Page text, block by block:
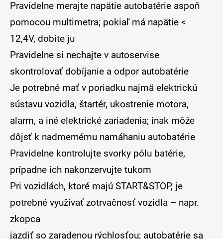
Pravidelne merajte napätie autobatérie aspoň
pomocou multimetra; pokiaľ má napätie <
12,4V, dobite ju
Pravidelne si nechajte v autoservise
skontrolovať dobíjanie a odpor autobatérie
Je potrebné mať v poriadku najmä elektrickú
sústavu vozidla, štartér, ukostrenie motora,
alarm, a iné elektrické zariadenia; inak môže
dôjsť k nadmernému namáhaniu autobatérie
Pravidelne kontrolujte svorky pólu batérie,
prípadne ich nakonzervujte tukom
Pri vozidlách, ktoré majú START&STOP, je
potrebné využívať zotrvačnosť vozidla – napr.
zkopca
jazdiť so zaradenou rýchlosťou; autobatérie sa